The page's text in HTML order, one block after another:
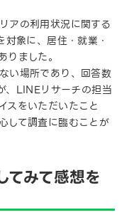
アの利用状況に関する
象に、居住・就業・
ました。
い場所であり、回答数
、LINEリサーチの担当
スをいただいたこと
して調査に臨むことが
みて感想を